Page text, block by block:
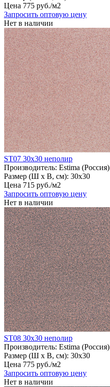
Цена 775 руб./м2
Запросить оптовую цену
Нет в наличии
ST07 30х30 неполир
Производитель: Estima (Россия)
Размер (Ш х В, см): 30х30
Цена 715 руб./м2
Запросить оптовую цену
Нет в наличии
ST08 30х30 неполир
Производитель: Estima (Россия)
Размер (Ш х В, см): 30х30
Цена 775 руб./м2
Запросить оптовую цену
Нет в наличии